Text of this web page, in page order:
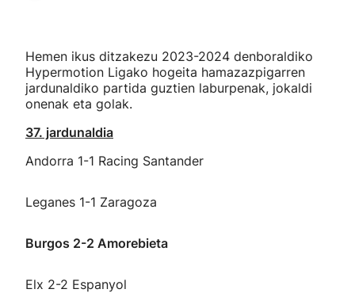
Hemen ikus ditzakezu 2023-2024 denboraldiko
Hypermotion Ligako hogeita hamazazpigarren
jardunaldiko partida guztien laburpenak, jokaldi
onenak eta golak.
37. jardunaldia
Andorra 1-1 Racing Santander
Leganes 1-1 Zaragoza
Burgos 2-2 Amorebieta
Elx 2-2 Espanyol